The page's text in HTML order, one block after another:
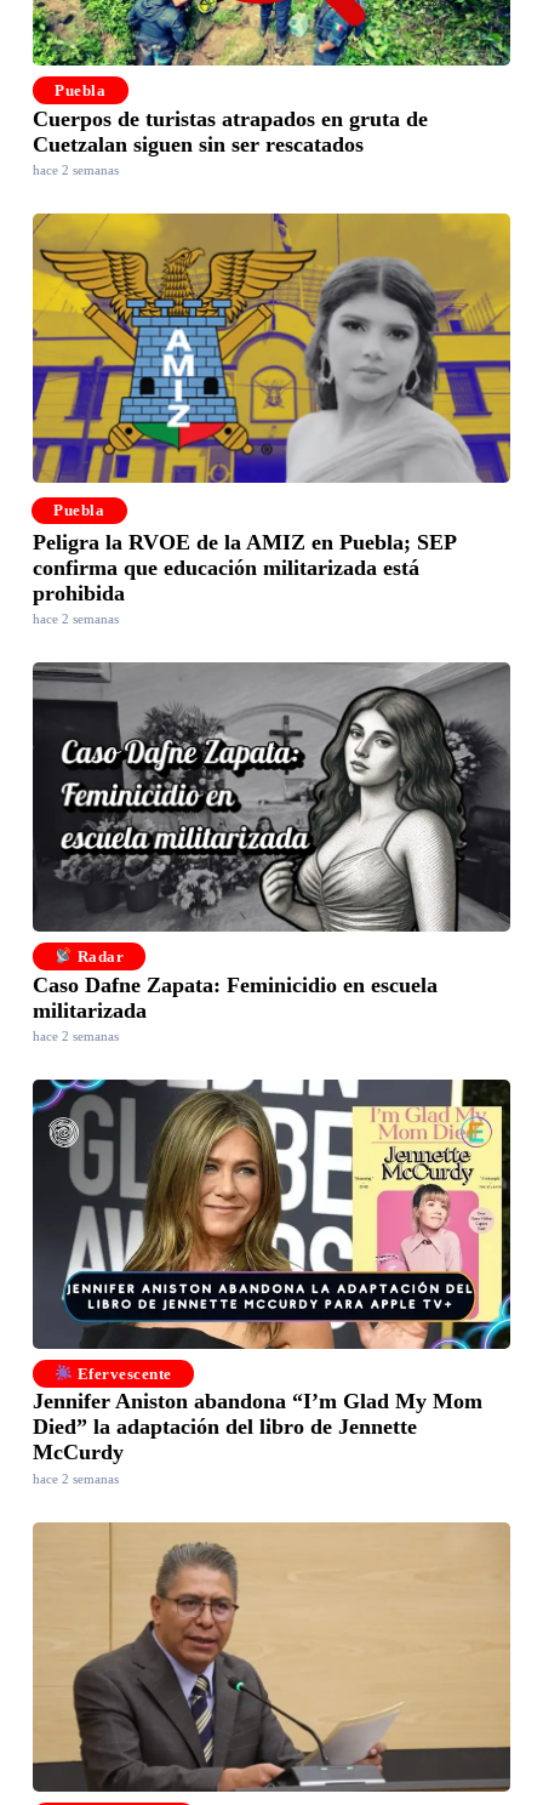
Puebla
Cuerpos de turistas atrapados en gruta de
Cuetzalan siguen sin ser rescatados
hace 2 semanas
Puebla
Peligra la RVOE de la AMIZ en Puebla; SEP
confirma que educación militarizada está
prohibida
hace 2 semanas
Radar
Caso Dafne Zapata: Feminicidio en escuela
militarizada
hace 2 semanas
Efervescente
Jennifer Aniston abandona “I’m Glad My Mom
Died” la adaptación del libro de Jennette
McCurdy
hace 2 semanas